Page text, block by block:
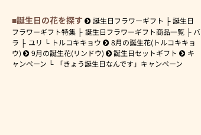
誕生日の花を探す 誕生日フラワーギフト
誕生日
フラワーギフト特集
誕生日フラワーギフト商品一覧
バ
ラ
ユリ トルコキキョウ
8月の誕生花(トルコキキョ
ウ)
9月の誕生花(リンドウ) 誕生日セットギフト
キ
ャンペーン
「きょう誕生日なんです」キャンペーン